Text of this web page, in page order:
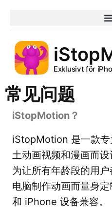
Exklusivt för
常见问题
iStopMotion？
iStopMotion 是一款专
土动画视频和漫画而
为让所有年龄段的用
电脑制作动画而量身
和 iPhone 设备兼容。